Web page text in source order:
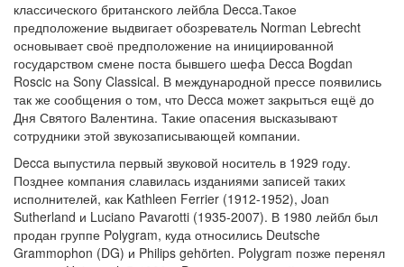
классического британского лейбла Decca.Такое
предположение выдвигает обозреватель Norman Lebrecht
основывает своё предположение на инициированной
государством смене поста бывшего шефа Decca Bogdan
Roscic на Sony Classical. В международной прессе появились
так же сообщения о том, что Decca может закрыться ещё до
Дня Святого Валентина. Такие опасения высказывают
сотрудники этой звукозаписывающей компании.
Decca выпустила первый звуковой носитель в 1929 году.
Позднее компания славилась изданиями записей таких
исполнителей, как Kathleen Ferrier (1912-1952), Joan
Sutherland и Luciano Pavarotti (1935-2007). В 1980 лейбл был
продан группе Polygram, куда относились Deutsche
Grammophon (DG) и Philips gehörten. Polygram позже перенял